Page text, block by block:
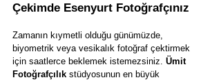
Çekimde Esenyurt Fotoğrafçınız
Zamanın kıymetli olduğu günümüzde,
biyometrik veya vesikalık fotoğraf çektirmek
için saatlerce beklemek istemezsiniz. Ümit
Fotoğrafçılık stüdyosunun en büyük